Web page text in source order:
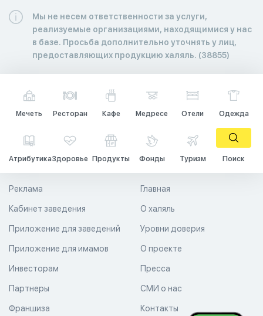
Мы не несем ответственности за услуги,
реализуемые организациями, находящимися у нас
в базе. Просьба дополнительно уточнять у лиц,
предоставляющих продукцию халяль. (38855)
Мечеть Ресторан Кафе Медресе Отели Одежда
АтрибутикаЗдоровье Продукты Фонды Туризм Поиск
Главная
О халяль
Уровни доверия
Реклама
Кабинет заведения
Приложение для заведений
Приложение для имамов О проекте
Пресса
СМИ о нас
Контакты
Инвесторам
Партнеры
Франшиза